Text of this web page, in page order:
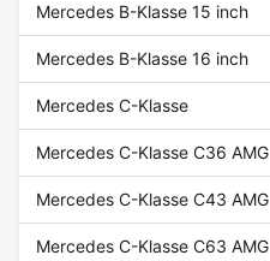
Mercedes B-Klasse 15 inch
Mercedes B-Klasse 16 inch
Mercedes C-Klasse
Mercedes C-Klasse C36 AMG
Mercedes C-Klasse C43 AMG
Mercedes C-Klasse C63 AMG